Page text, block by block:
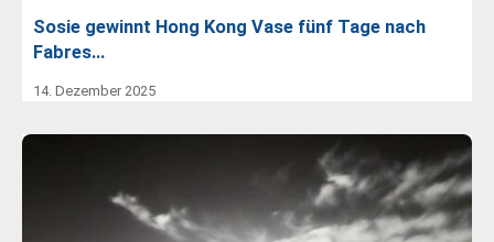
Sosie gewinnt Hong Kong Vase fünf Tage nach
Fabres…
14. Dezember 2025